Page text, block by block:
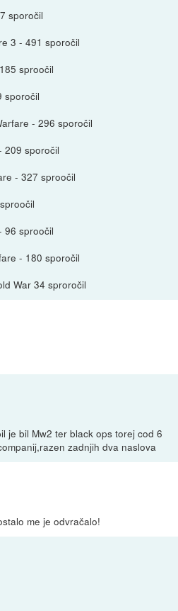
sporočil
3 - 491 sporočil
sproočil
sporočil
- 296 sporočil
209 sporočil
- 327 sproočil
96 sproočil
- 180 sporočil
War 34 sproročil
je bil Mw2 ter black ops torej cod 6
zadnjih dva naslova
me je odvračalo!